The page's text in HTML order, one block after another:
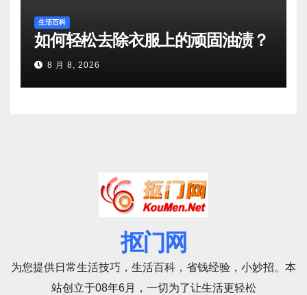
生活百科
如何轻松去除衣服上的顽固油渍？
8 月 8, 2026
抠门网
为您提供日常生活技巧，生活百科，省钱经验，小妙招。本
站创立于08年6月，一切为了让生活更轻松